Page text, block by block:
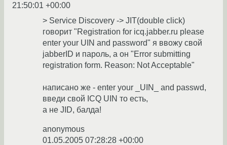
21:50:01 +00:00
> Service Discovery -> JIT(double click)
говорит "Registration for icq.jabber.ru please
enter your UIN and password" я ввожу свой
jabberID и пароль, а он "Error submitting
registration form. Reason: Not Acceptable"
написано же - enter your _UIN_ and passwd,
введи cвой ICQ UIN то есть,
а не JID, балда!
anonymous
01.05.2005 07:28:28 +00:00